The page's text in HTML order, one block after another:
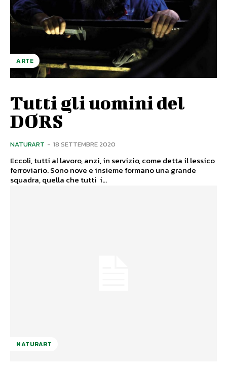
ARTE
Tutti gli uomini del
DORS
NATURART - 18 SETTEMBRE 2020
Eccoli, tutti al lavoro, anzi, in servizio, come detta il lessico
ferroviario. Sono nove e insieme formano una grande
squadra, quella che tutti i...
NATURART